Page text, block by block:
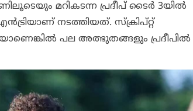
മറികടന്ന പ്രദീപ് ടൈര്‍ 3യില്‍
നടത്തിയത്. സ്‌ക്രിപ്റ്റ്
പല അത്ഭുതങ്ങളും പ്രദീപില്‍